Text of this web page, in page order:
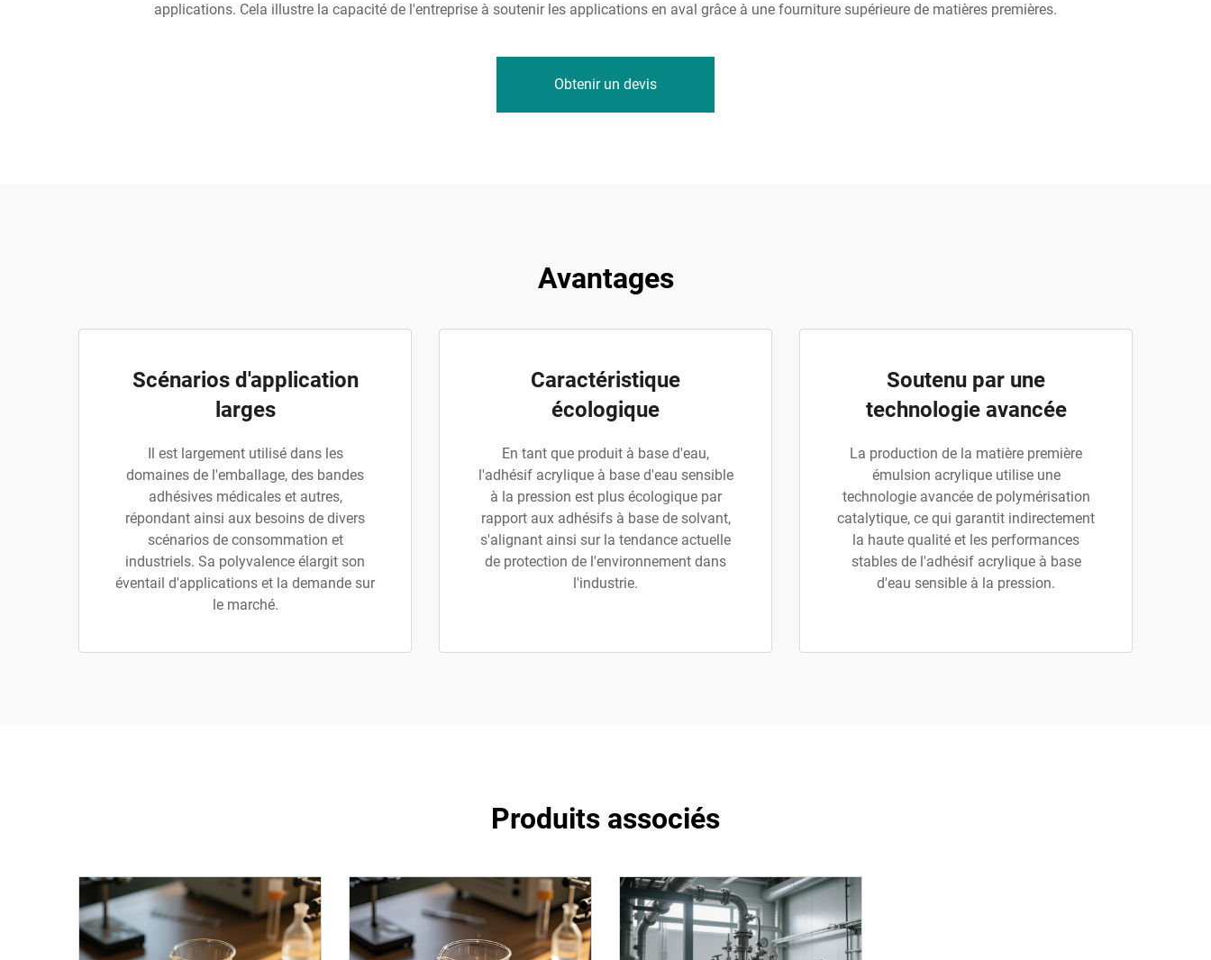
applications. Cela illustre la capacité de l'entreprise à soutenir les applications en aval grâce à une fourniture supérieure de matières premières.
Obtenir un devis
Avantages
Scénarios d'application
larges
Il est largement utilisé dans les
domaines de l'emballage, des bandes
adhésives médicales et autres,
répondant ainsi aux besoins de divers
scénarios de consommation et
industriels. Sa polyvalence élargit son
éventail d'applications et la demande sur
le marché.
Caractéristique
écologique
En tant que produit à base d'eau,
l'adhésif acrylique à base d'eau sensible
à la pression est plus écologique par
rapport aux adhésifs à base de solvant,
s'alignant ainsi sur la tendance actuelle
de protection de l'environnement dans
l'industrie.
Soutenu par une
technologie avancée
La production de la matière première
émulsion acrylique utilise une
technologie avancée de polymérisation
catalytique, ce qui garantit indirectement
la haute qualité et les performances
stables de l'adhésif acrylique à base
d'eau sensible à la pression.
Produits associés